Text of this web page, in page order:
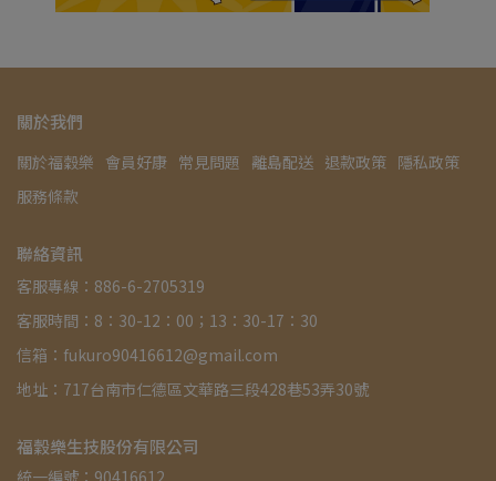
關於我們
關於福穀樂 會員好康 常見問題 離島配送 退款政策 隱私政策
服務條款
聯絡資訊
客服專線：886-6-2705319
客服時間：8：30-12：00；13：30-17：30
信箱：fukuro90416612@gmail.com
地址：717台南市仁德區文華路三段428巷53弄30號
福穀樂生技股份有限公司
統一編號：90416612